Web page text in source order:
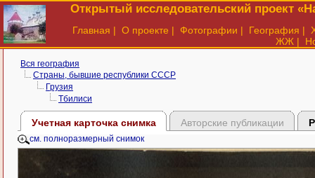
Открытый исследовательский проект
Главная | О проекте | Фотографии | География |
ЖЖ |
Вся география
Страны, бывшие республики СССР
Грузия
Тбилиси
Учетная карточка снимка Авторские публикации
см. полноразмерный снимок